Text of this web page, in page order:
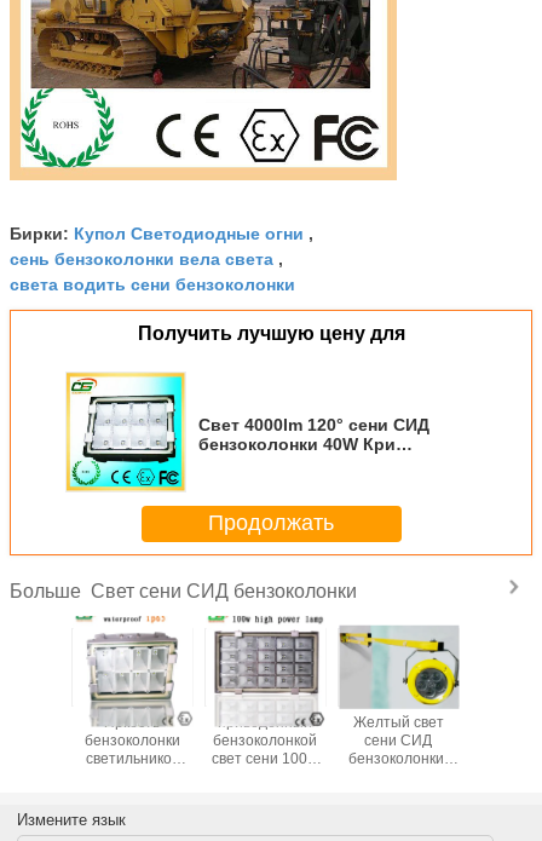
Бирки: Купол Светодиодные огни ,
сень бензоколонки вела света ,
света водить сени бензоколонки
Получить лучшую цену для
Свет 4000lm 120° сени СИД
бензоколонки 40W Кри
Продолжать
Больше Свет сени СИД бензоколонки
Яркость
бензоколонки
светильников
воды ИП65 40в
высокая
приведенный
бензоколонкой
свет сени 100в,
приспособление
Желтый свет
сени СИД
бензоколонки,
нагрузки
Измените язык